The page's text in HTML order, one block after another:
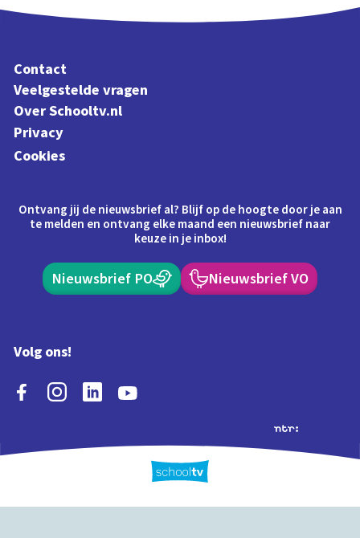
Contact
Veelgestelde vragen
Over Schooltv.nl
Privacy
Cookies
Ontvang jij de nieuwsbrief al? Blijf op de hoogte door je aan
te melden en ontvang elke maand een nieuwsbrief naar
keuze in je inbox!
Nieuwsbrief PO Nieuwsbrief VO
Volg ons!